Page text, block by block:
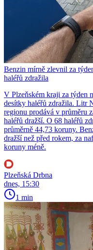
Benzin mírně zlevnil za
haléřů zdražila
V Plzeňském kraji za týden
desítky haléřů zdražila. Litr
regionu prodává v průměru
haléřů dražší. O 68 haléřů
průměrně 44,73 koruny.
dražší než před rokem, za
koruny méně.
Plzeňská Drbna
dnes, 15:30
1 min